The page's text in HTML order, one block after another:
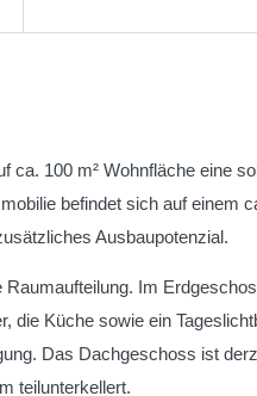
ca. 100 m² Wohnfläche eine
befindet sich auf einem
Ausbaupotenzial.
Im
die Küche sowie ein
Das Dachgeschoss ist
teilunterkellert.